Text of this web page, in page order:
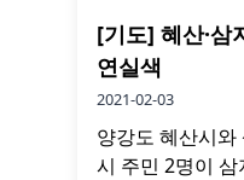
[기도] 혜산·삼
연실색
2021-02-03
양강도 혜산시
시 주민 2명이